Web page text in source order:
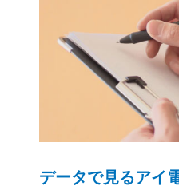
データで見るアイ